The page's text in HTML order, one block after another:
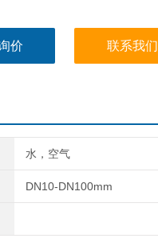
价 联系我们
水，空气
DN10-DN100mm